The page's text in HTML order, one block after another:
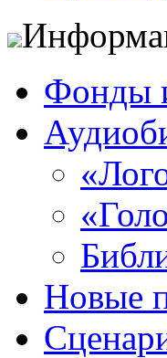
Фонды
Новые